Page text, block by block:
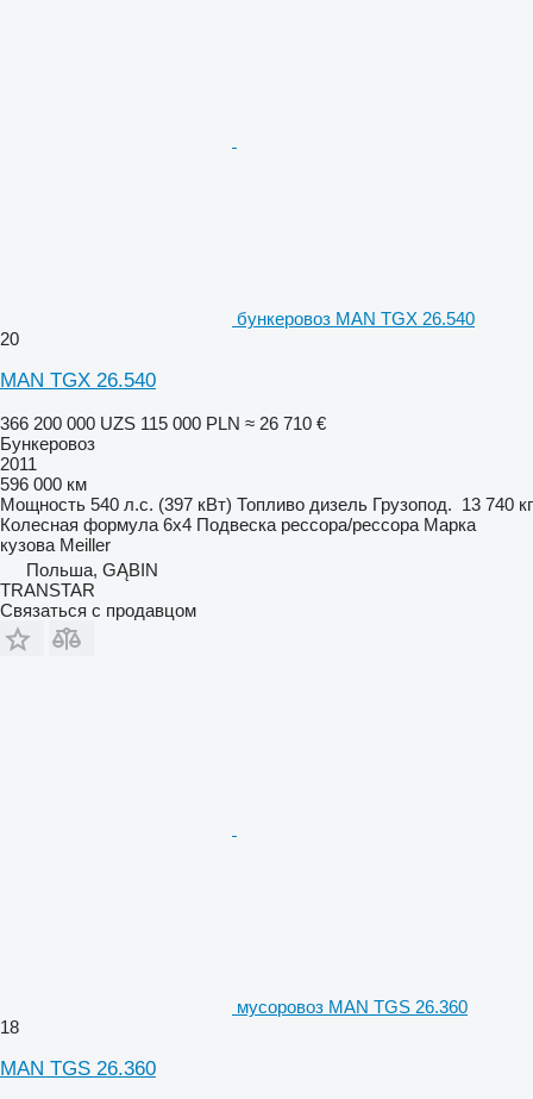
бункеровоз MAN TGX 26.540
20
MAN TGX 26.540
366 200 000 UZS 115 000 PLN ≈ 26 710 €
Бункеровоз
2011
596 000 км
Мощность 540 л.с. (397 кВт) Топливо дизель Грузопод. 13 740 кг
Колесная формула 6x4 Подвеска рессора/рессора Марка
кузова Meiller
Польша, GĄBIN
TRANSTAR
Связаться с продавцом
мусоровоз MAN TGS 26.360
18
MAN TGS 26.360